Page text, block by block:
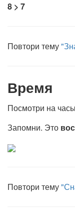
8 > 7
Повтори тему
Время
Посмотри на
Запомни. Это
Повтори тему